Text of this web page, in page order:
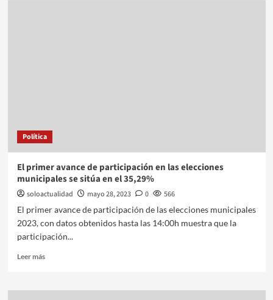
Política
El primer avance de participación en las elecciones
municipales se sitúa en el 35,29%
soloactualidad mayo 28, 2023 0
566
El primer avance de participación de las elecciones municipales
2023, con datos obtenidos hasta las 14:00h muestra que la
participación...
Leer más